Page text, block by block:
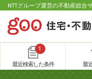
NTTグループ運営の不動産総合
1
最近検索した条件 最